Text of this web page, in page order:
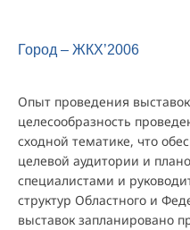
Город – ЖКХ’2006
Опыт проведения
целесообразность
сходной тематике, что
целевой аудитории и
специалистами и
структур Областного и
выставок запланировано